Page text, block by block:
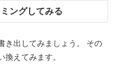
ングしてみる
き出してみましょう。 その
換えてみます。